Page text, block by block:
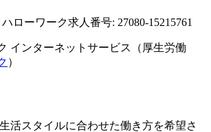
ハローワーク求人番号: 27080-15215761
インターネットサービス（厚生労働
）
活スタイルに合わせた働き方を希望さ